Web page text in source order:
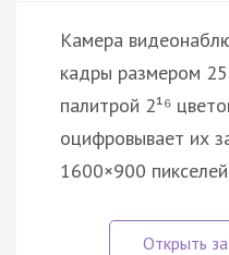
Камера
кадры размером
палитрой 2¹⁶
оцифровывает их
1600×900